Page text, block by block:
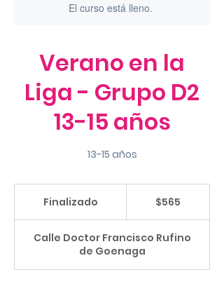
El curso está lleno.
Verano en la
Liga - Grupo D2
13-15 años
13-15 años
Finalizado
a
l
i
estadounidenses
$565
Calle Doctor Francisco Rufino
de Goenaga